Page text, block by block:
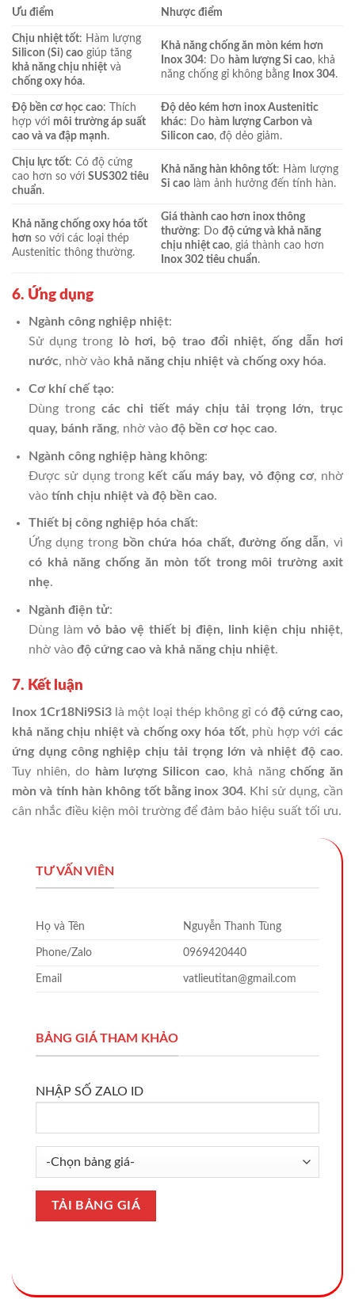
Ưu điểm Nhược điểm
Chịu nhiệt tốt: Hàm lượng
Silicon (Si) cao giúp tăng
khả năng chịu nhiệt và
chống oxy hóa.
Khả năng chống ăn mòn kém hơn
Inox 304: Do hàm lượng Si cao, khả
năng chống gỉ không bằng Inox 304.
Độ bền cơ học cao: Thích
hợp với môi trường áp suất
cao và va đập mạnh.
Độ dẻo kém hơn inox Austenitic
khác: Do hàm lượng Carbon và
Silicon cao, độ dẻo giảm.
Chịu lực tốt: Có độ cứng
cao hơn so với SUS302 tiêu
chuẩn.
Khả năng hàn không tốt: Hàm lượng
Si cao làm ảnh hưởng đến tính hàn.
Khả năng chống oxy hóa tốt
hơn so với các loại thép
Austenitic thông thường.
Giá thành cao hơn inox thông
thường: Dođộ cứng và khả năng
chịu nhiệt cao, giá thành cao hơn
Inox 302 tiêu chuẩn.
6. Ứng dụng
Ngành công nghiệp nhiệt:
Sử dụng trong
lò hơi, bộ trao đổi nhiệt, ống dẫn hơi
nước, nhờ vào khả năng chịu nhiệt và chống oxy hóa.
Cơ khí chế tạo:
Dùng trong các chi tiết máy chịu tải trọng lớn, trục
quay, bánh răng, nhờ vào độ bền cơ học cao.
Ngành công nghiệp hàng không:
Được sử dụng trong kết cấu máy bay, vỏ động cơ, nhờ
vào tính chịu nhiệt và độ bền cao.
Thiết bị công nghiệp hóa chất:
Ứng dụng trong bồn chứa hóa chất, đường ống dẫn, vì
có khả năng chống ăn mòn tốt trong môi trường axit
nhẹ.
Ngành điện tử:
Dùng làmvỏ bảo vệ thiết bị điện, linh kiện chịu nhiệt,
nhờ vào độ cứng cao và khả năng chịu nhiệt.
7. Kết luận
Inox 1Cr18Ni9Si3 là một loại thép không gỉ có độ cứng cao,
khả năng chịu nhiệt và chống oxy hóa tốt, phù hợp vớicác
ứng dụng công nghiệp chịu tải trọng lớn và nhiệt độ cao.
Tuy nhiên, do
hàm lượng Silicon cao, khả năngchống ăn
mòn và tính hàn không tốt bằng inox 304. Khi sử dụng, cần
cân nhắc điều kiện môi trường để đảm bảo hiệu suất tối ưu.
TƯ VẤN VIÊN
Họ và Tên Nguyễn Thanh Tùng
Phone/Zalo 0969420440
Email vatlieutitan@gmail.com
BẢNG GIÁ THAM KHẢO
NHẬP SỐ ZALO ID